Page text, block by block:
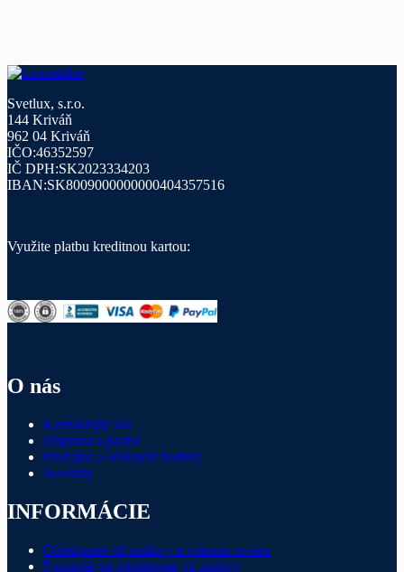
Svetlux, s.r.o.
144 Kriváň
962 04 Kriváň
IČO:46352597
IČ DPH:SK2023334203
IBAN:SK8009000000000404357516
Využite platbu kreditnou kartou:
O nás
Kontaktujte nás
Doprava a platba
Predajne a otváracie hodiny
Novinky
INFORMÁCIE
Odstúpenie od zmluvy a vrátenie tovaru
Formulár na odstúpenie od zmluvy